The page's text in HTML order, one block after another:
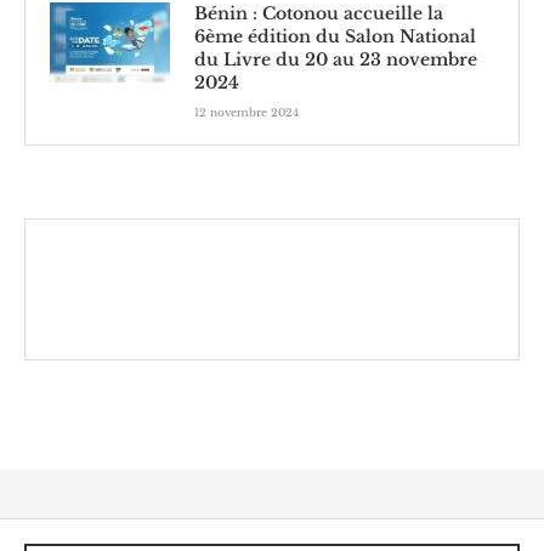
Bénin : Cotonou accueille la
6ème édition du Salon National
du Livre du 20 au 23 novembre
2024
12 novembre 2024